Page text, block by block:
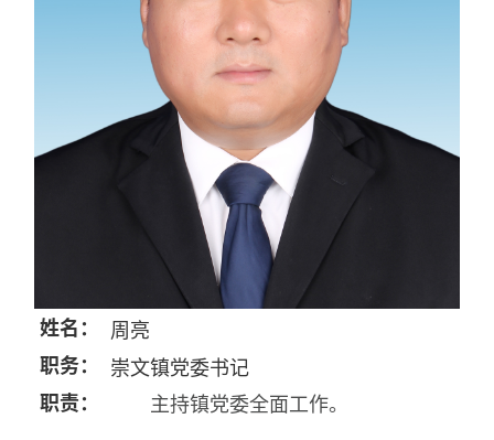
姓名：
周亮
职务：
崇文镇党委书记
职责：
主持镇党委全面工作。